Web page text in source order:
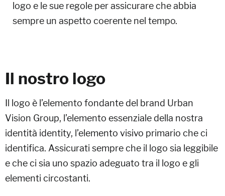
logo e le sue regole per assicurare che abbia
sempre un aspetto coerente nel tempo.
Il nostro logo
Il logo è l’elemento fondante del brand Urban
Vision Group, l’elemento essenziale della nostra
identità identity, l’elemento visivo primario che ci
identifica. Assicurati sempre che il logo sia leggibile
e che ci sia uno spazio adeguato tra il logo e gli
elementi circostanti.